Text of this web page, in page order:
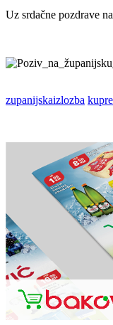
Uz srdačne pozdrave
zupanijskaizlozba